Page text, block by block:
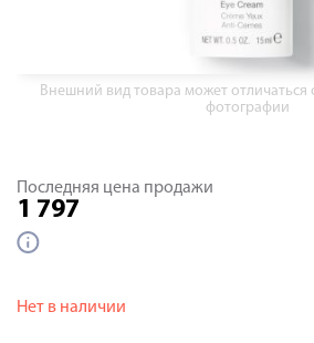
Внешний вид товара может отличаться
фотографии
Последняя цена продажи
1 797
Нет в наличии